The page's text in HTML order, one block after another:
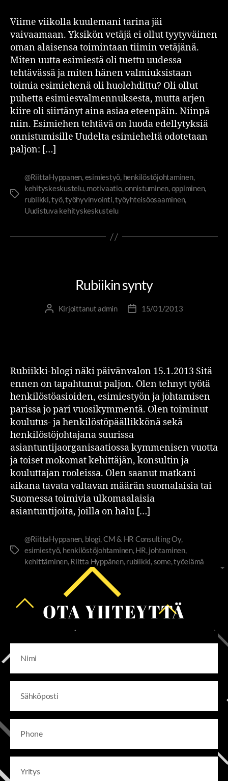
Viime viikolla kuulemani tarina jäi
vaivaamaan. Yksikön vetäjä ei ollut tyytyväinen
oman alaisensa toimintaan tiimin vetäjänä.
Miten uutta esimiestä oli tuettu uudessa
tehtävässä ja miten hänen valmiuksistaan
toimia esimiehenä oli huolehdittu? Oli ollut
puhetta esimiesvalmennuksesta, mutta arjen
kiire oli siirtänyt aina asiaa eteenpäin. Niinpä
niin. Esimiehen tehtävä on luoda edellytyksiä
onnistumisille Uudelta esimieheltä odotetaan
paljon: […]
@RiittaHyppanen,esimiestyö, henkilöstöjohtaminen,
kehityskeskustelu,motivaatio,onnistuminen,oppiminen,
rubiikki,työ,työhyvinvointi,työyhteisöosaaminen,
Uudistuva kehityskeskustelu
Rubiikin synty
Kirjoittanutadmin 15/01/2013
Rubiikki-blogi näki päivänvalon 15.1.2013 Sitä
ennen on tapahtunut paljon. Olen tehnyt työtä
henkilöstöasioiden, esimiestyön ja johtamisen
parissa jo pari vuosikymmentä. Olen toiminut
koulutus- ja henkilöstöpäällikkönä sekä
henkilöstöjohtajana suurissa
asiantuntijaorganisaatiossa kymmenisen vuotta
ja toiset mokomat kehittäjän, konsultin ja
kouluttajan rooleissa. Olen saanut matkani
aikana tavata valtavan määrän suomalaisia tai
Suomessa toimivia ulkomaalaisia
asiantuntijoita, joilla on halu […]
@RiittaHyppanen blogi CM & HR Consulting Oy,
esimiestyö, henkilöstöjohtaminen, HR johtaminen,
kehittäminen, Riitta Hyppänen, rubiikki some,työelämä
OTA YHTEYTTÄ